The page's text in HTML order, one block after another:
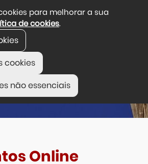
para melhorar a sua
de cookies.
cookies
não essenciais
Online